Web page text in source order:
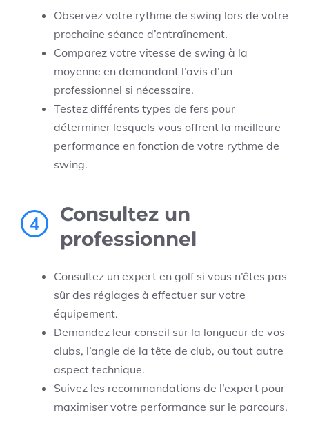
Observez votre rythme de swing lors de votre
prochaine séance d’entraînement.
Comparez votre vitesse de swing à la
moyenne en demandant l’avis d’un
professionnel si nécessaire.
Testez différents types de fers pour
déterminer lesquels vous offrent la meilleure
performance en fonction de votre rythme de
swing.
4
Consultez un
professionnel
Consultez un expert en golf si vous n’êtes pas
sûr des réglages à effectuer sur votre
équipement.
Demandez leur conseil sur la longueur de vos
clubs, l’angle de la tête de club, ou tout autre
aspect technique.
Suivez les recommandations de l’expert pour
maximiser votre performance sur le parcours.